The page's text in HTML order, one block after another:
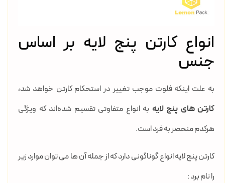
انواع کارتن پنج لایه بر اساس
جنس
به علت اینکه فلوت موجب تغییر در استحکام کارتن خواهد شد،
کارتن های پنج لایه به انواع متفاوتی تقسیم شده‌اند که ویژگی
هرکدم منحصر به فرد است.
کارتن پنج لایه انواع گوناگونی دارد که از جمله آن ها می توان موارد زیر
را نام برد :